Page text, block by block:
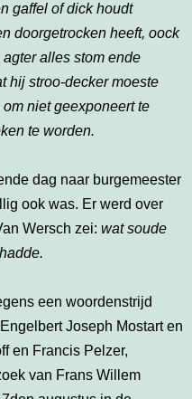
gaffel of dick houdt
doorgetrocken heeft, oock
alles stom ende
hij stroo-decker moeste
niet geexponeert te
te worden.
dag naar burgemeester
ook was. Er werd over
Wersch zei: wat soude
een woordenstrijd
Joseph Mostart en
en Francis Pelzer,
van Frans Willem